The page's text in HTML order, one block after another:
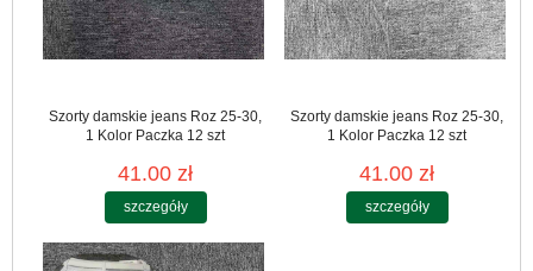
Szorty damskie jeans Roz 25-30,
1 Kolor Paczka 12 szt
41.00 zł
szczegóły
Szorty damskie jeans Roz 25-30,
1 Kolor Paczka 12 szt
41.00 zł
szczegóły